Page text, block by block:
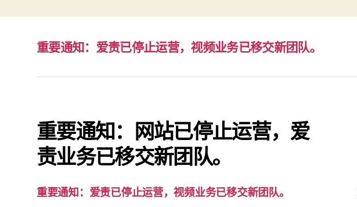
重要通知：爱责已停止运营，视频业务已移交新团队。
重要通知：网站已停止运营，爱
责业务已移交新团队。
重要通知：爱责已停止运营，视频业务已移交新团队。